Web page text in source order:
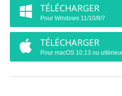
TÉLÉCHARGER
Pour Windows 11/10/8/7
TÉLÉCHARGER
Pour macOS 10.13 ou